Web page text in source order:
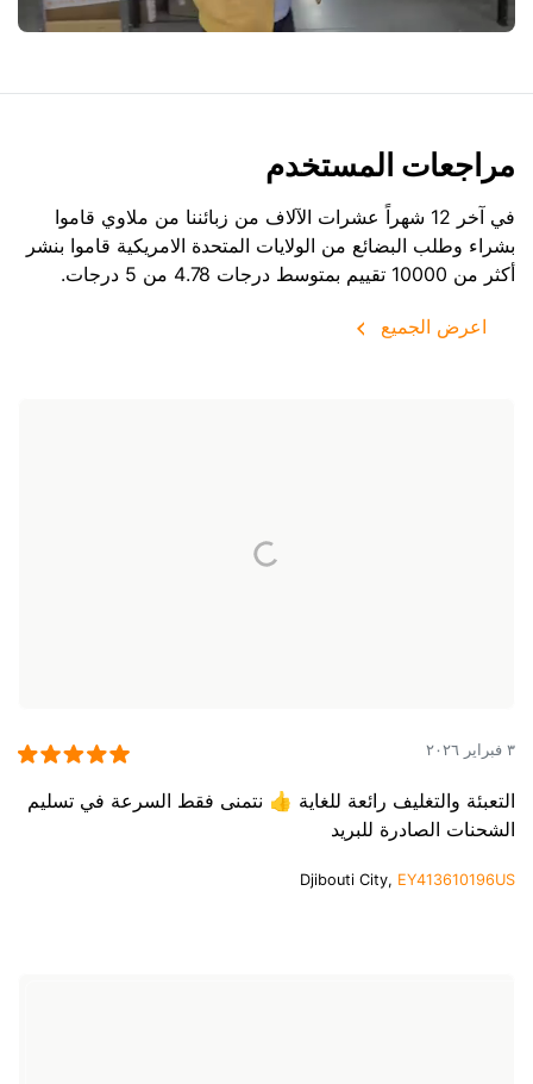
مراجعات المستخدم
في آخر 12 شهراً عشرات الآلاف من زبائننا من ملاوي قاموا
بشراء وطلب البضائع من الولايات المتحدة الامريكية قاموا بنشر
أكثر من 10000 تقييم بمتوسط درجات 4.78 من 5 درجات.
اعرض الجميع
٣ فبراير ٢٠٢٦
التعبئة والتغليف رائعة للغاية 👍 نتمنى فقط السرعة في تسليم
الشحنات الصادرة للبريد
Djibouti City, EY413610196US